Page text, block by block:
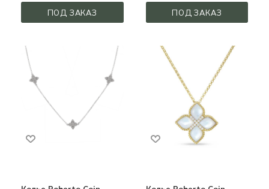
ПОД ЗАКАЗ ПОД ЗАКАЗ